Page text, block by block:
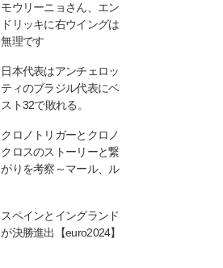
モウリーニョさん、エン
ドリッキに右ウイングは
無理です
日本代表はアンチェロッ
ティのブラジル代表にベ
スト32で敗れる。
クロノトリガーとクロノ
クロスのストーリーと繋
がりを考察～マール、ル
スペインとイングランド
が決勝進出【euro2024】